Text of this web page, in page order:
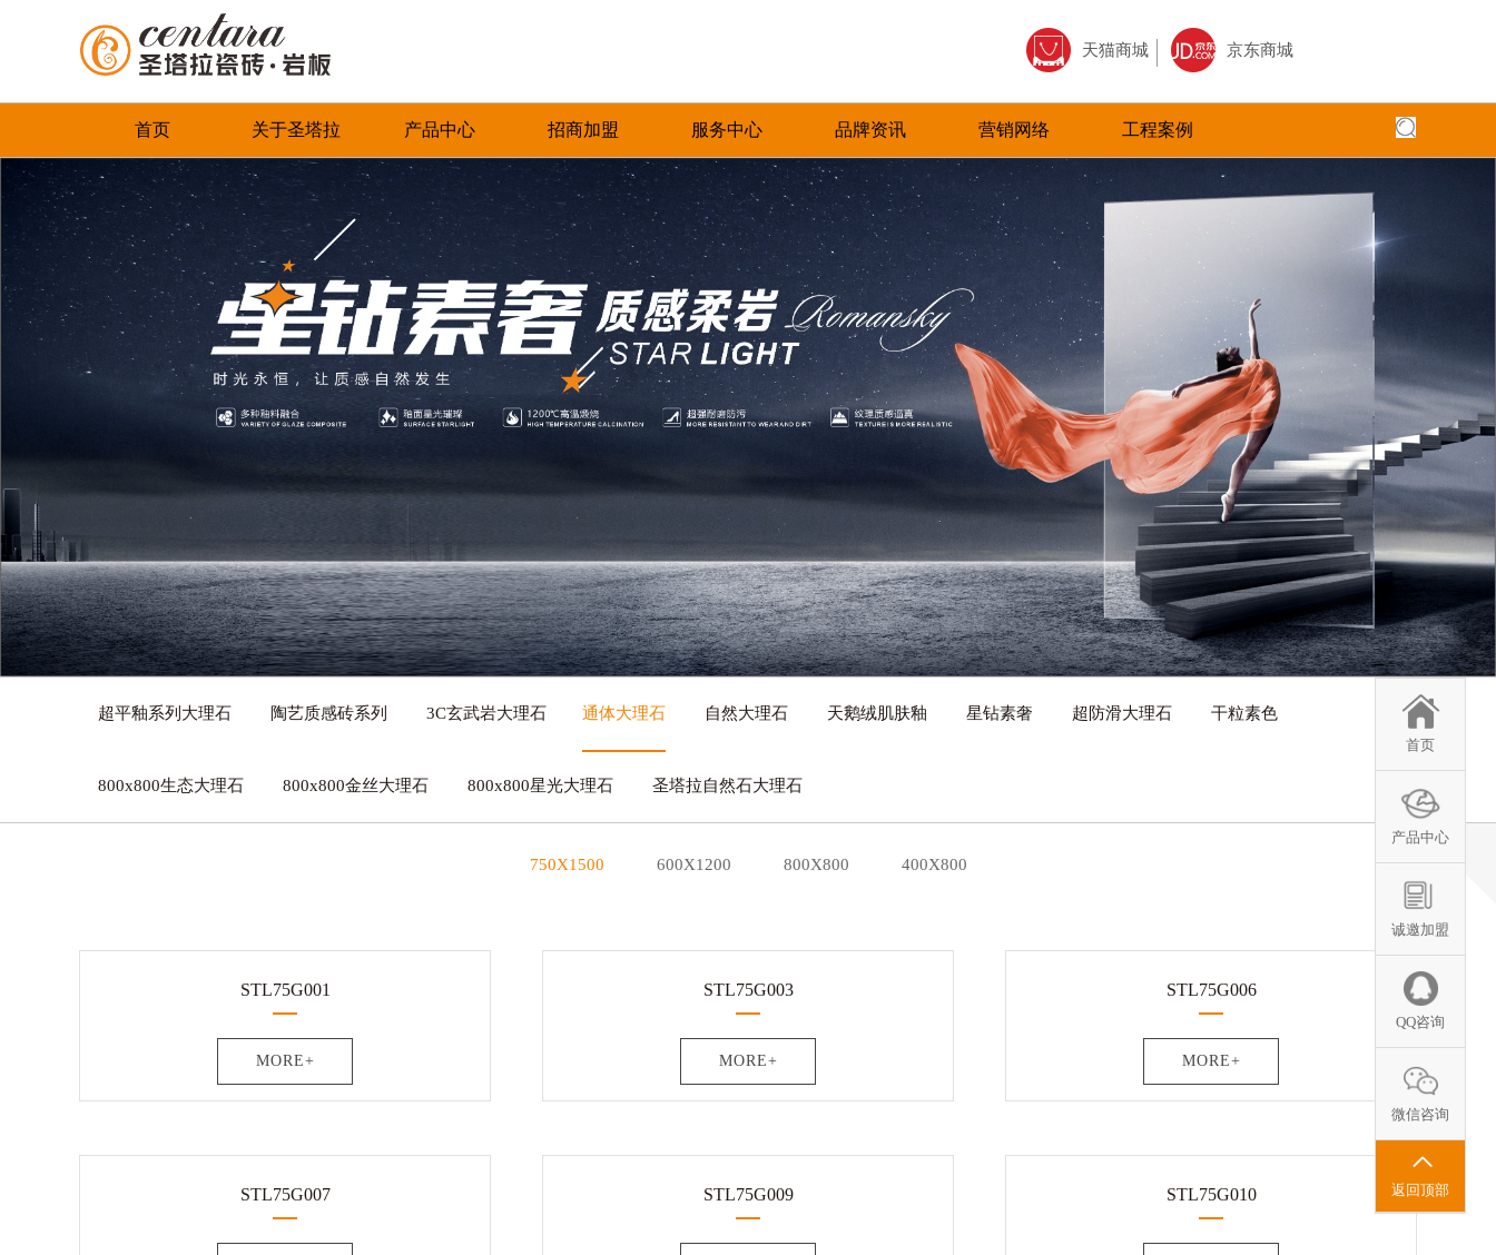
天猫商城 京东商城
首页
首页
关于圣塔拉
董事长致辞
企业文化
领导关怀
联系我们
圣塔拉瓷砖一直致力于对品质的严格把控，对
环境。
产品中心
最新推荐
全系列产品
畅销产品
产品覆盖各种规格的通体大理石、金丝大理
招商加盟
加盟优势
招商政策
合作流程
加盟申请
圣塔拉瓷砖一直秉承以产品品质核心,以全面
的服务方式为保障，形成特有的三大售前、售
中、售后杰出服务体系，得到了广大经销商的
高度认可。
服务中心
免费预约量房
优+服务
经销商专区
人才招聘
热情、全面、快捷，本公司以更加出色的态度
提供优质的服务，赢得了广大客户的高度评价
品牌资讯
品牌资讯
行业资讯
圣塔拉瓷砖借助于互联网特性来实现一定营销
目标，品牌资讯在整个品牌传播过程中起着举
足轻重的作用。
营销网络
全国网络
专卖店风采
全面实现品牌化经营，在全国建立起多家
店。
工程案例
全球地标性建筑首
国。
首页
产品中心
诚邀加盟
QQ咨询
微信咨询
返回顶部
超平釉系列大理石 陶艺质感砖系列 3C玄武岩大理石 通体大理石 自然大理石 天鹅绒肌肤釉 星钻素奢 超防滑大理石 干粒素色
800x800生态大理石 800x800金丝大理石 800x800星光大理石 圣塔拉自然石大理石
750X1500 600X1200 800X800 400X800
STL75G001
MORE+
STL75G003
MORE+
STL75G006
MORE+
STL75G007 STL75G009 STL75G010